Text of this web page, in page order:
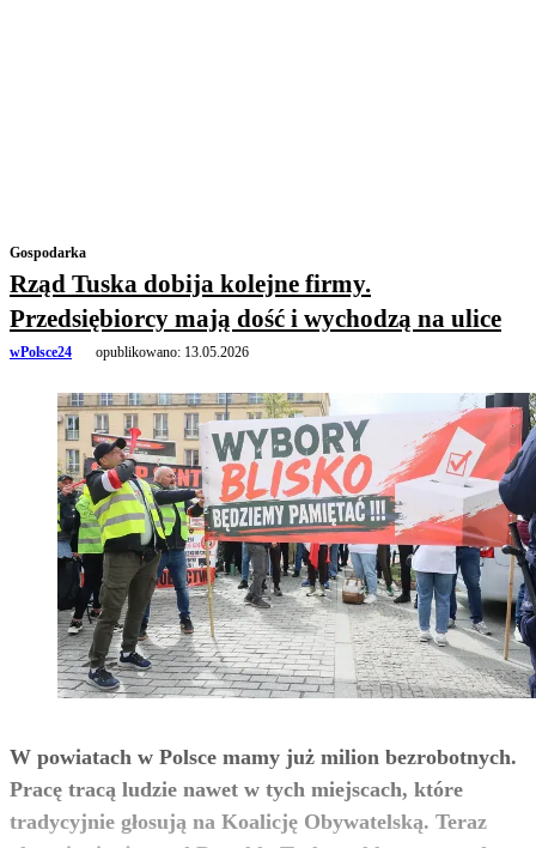
Gospodarka
Rząd Tuska dobija kolejne firmy.
Przedsiębiorcy mają dość i wychodzą na ulice
wPolsce24 opublikowano: 13.05.2026
W powiatach w Polsce mamy już milion bezrobotnych.
Pracę tracą ludzie nawet w tych miejscach, które
tradycyjnie głosują na Koalicję Obywatelską. Teraz